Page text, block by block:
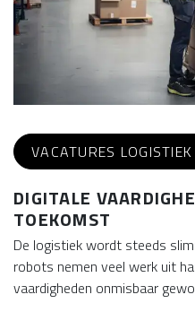
VACATURES
DIGITALE
TOEKOMST
De logistiek wordt steeds
robots nemen veel werk uit
vaardigheden onmisbaar